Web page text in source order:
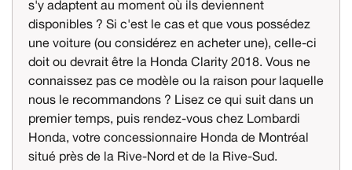
s'y adaptent au moment où ils deviennent
disponibles ? Si c'est le cas et que vous possédez
une voiture (ou considérez en acheter une), celle-ci
doit ou devrait être la Honda Clarity 2018. Vous ne
connaissez pas ce modèle ou la raison pour laquelle
nous le recommandons ? Lisez ce qui suit dans un
premier temps, puis rendez-vous chez Lombardi
Honda, votre concessionnaire Honda de Montréal
situé près de la Rive-Nord et de la Rive-Sud.